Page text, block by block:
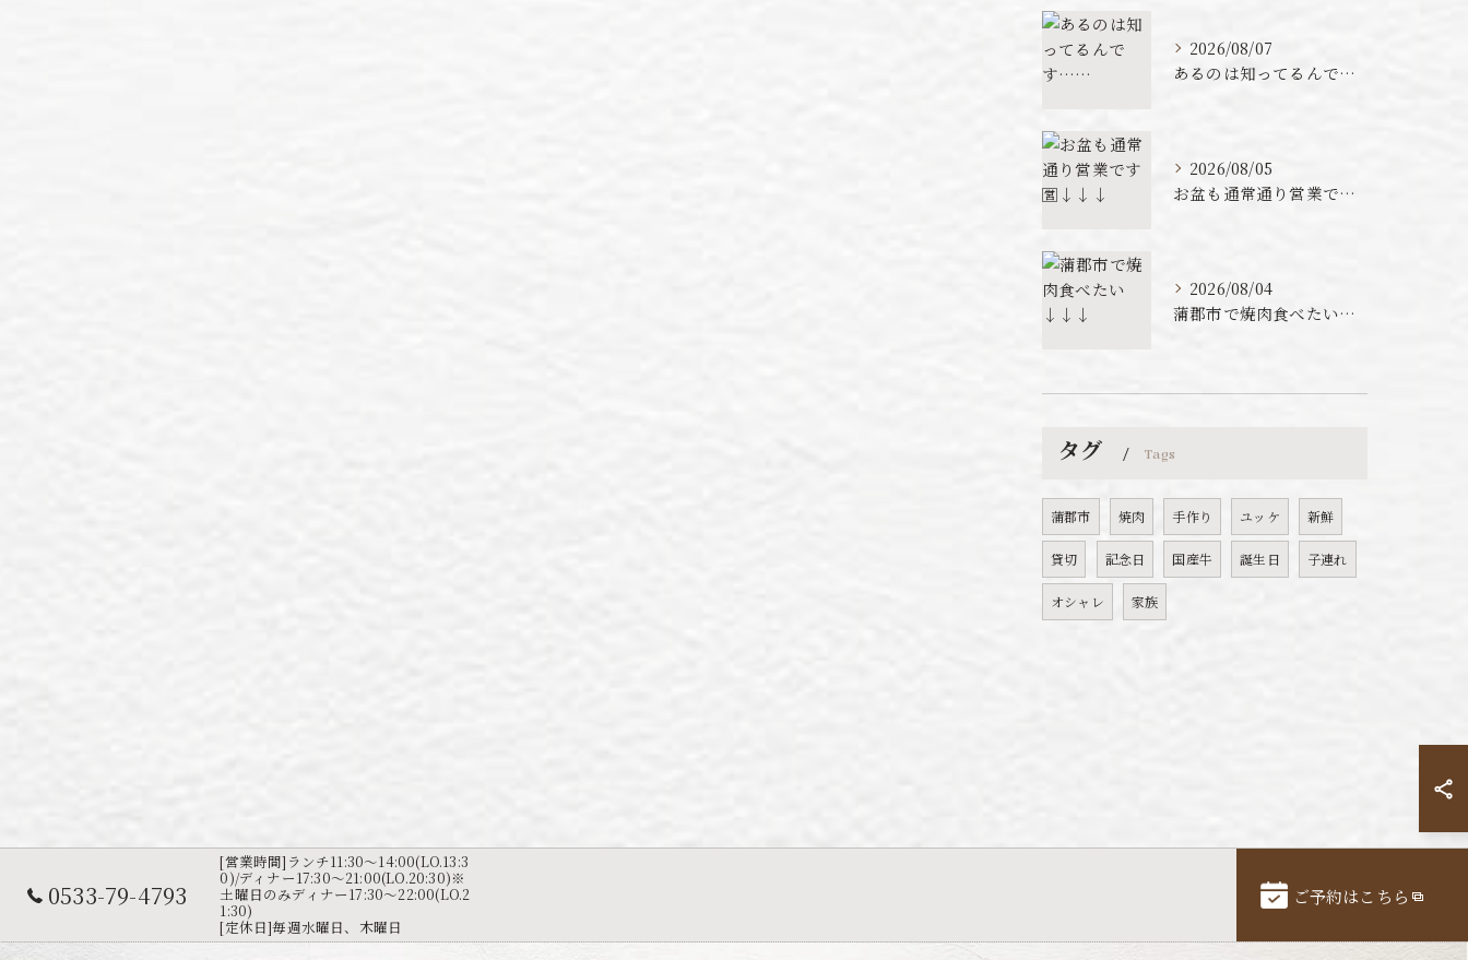
2026/08/07
あるのは知ってるんです……
2026/08/05
お盆も通常通り営業です🈺↓↓↓
2026/08/04
蒲郡市で焼肉食べたい↓↓↓
タグ Tags
蒲郡市 焼肉 手作り ユッケ 新鮮
貸切 記念日 国産牛 誕生日 子連れ
オシャレ 家族
0533-79-4793
[営業時間]ランチ11:30～14:00(LO.13:3
0)/ディナー17:30～21:00(LO.20:30)※
土曜日のみディナー17:30〜22:00(LO.2
1:30)
[定休日]毎週水曜日、木曜日
ご予約はこちら